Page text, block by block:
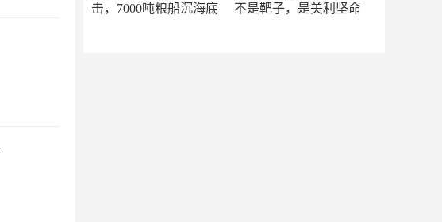
击，7000吨粮船沉海底
不是靶子，是美利坚命